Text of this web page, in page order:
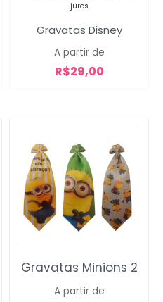
juros
Gravatas Disney
A partir de
R$29,00
Gravatas Minions 2
A partir de